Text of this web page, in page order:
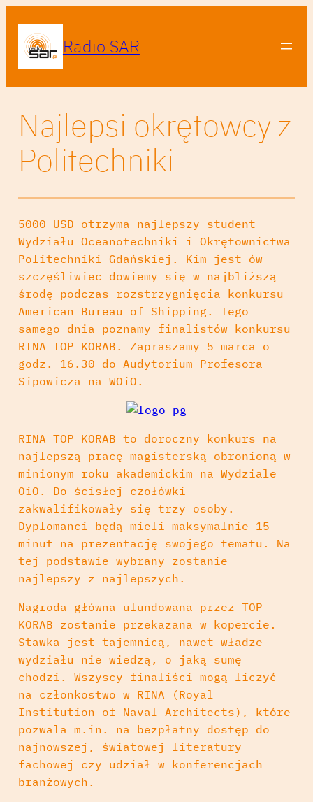
Radio SAR
Najlepsi okrętowcy z
Politechniki
5000 USD otrzyma najlepszy student
Wydziału Oceanotechniki i Okrętownictwa
Politechniki Gdańskiej. Kim jest ów
szczęśliwiec dowiemy się w najbliższą
środę podczas rozstrzygnięcia konkursu
American Bureau of Shipping. Tego
samego dnia poznamy finalistów konkursu
RINA TOP KORAB. Zapraszamy 5 marca o
godz. 16.30 do Audytorium Profesora
Sipowicza na WOiO.
RINA TOP KORAB to doroczny konkurs na
najlepszą pracę magisterską obronioną w
minionym roku akademickim na Wydziale
OiO. Do ścisłej czołówki
zakwalifikowały się trzy osoby.
Dyplomanci będą mieli maksymalnie 15
minut na prezentację swojego tematu. Na
tej podstawie wybrany zostanie
najlepszy z najlepszych.
Nagroda główna ufundowana przez TOP
KORAB zostanie przekazana w kopercie.
Stawka jest tajemnicą, nawet władze
wydziału nie wiedzą, o jaką sumę
chodzi. Wszyscy finaliści mogą liczyć
na członkostwo w RINA (Royal
Institution of Naval Architects), które
pozwala m.in. na bezpłatny dostęp do
najnowszej, światowej literatury
fachowej czy udział w konferencjach
branżowych.